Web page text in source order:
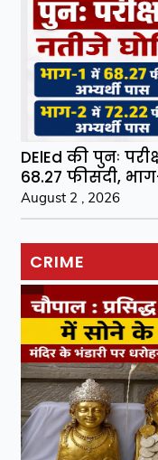
DElEd की पुनः
68.27 फीसदी,
August 2 , 2026
CRIME